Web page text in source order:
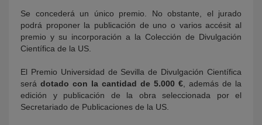
Se concederá un único premio. No obstante, el jurado
podrá proponer la publicación de uno o varios accésit al
premio y su incorporación a la Colección de Divulgación
Científica de la US.
El Premio Universidad de Sevilla de Divulgación Científica
será dotado con la cantidad de 5.000 €, además de la
edición y publicación de la obra seleccionada por el
Secretariado de Publicaciones de la US.